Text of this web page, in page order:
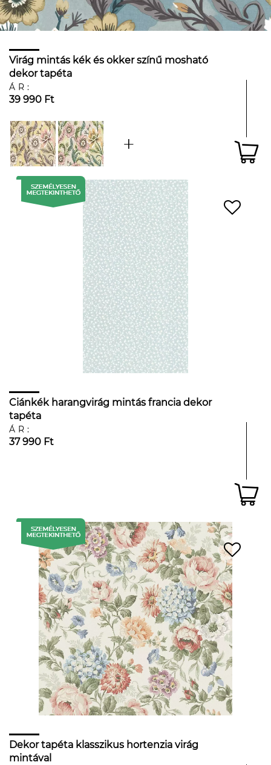
Virág mintás kék és okker színű mosható
dekor tapéta
ÁR:
39 990 Ft
Ciánkék harangvirág mintás francia dekor
tapéta
ÁR:
37 990 Ft
Dekor tapéta klasszikus hortenzia virág
mintával